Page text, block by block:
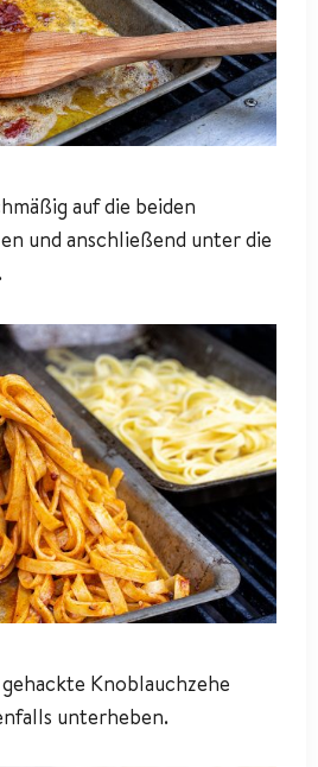
auf die beiden
und anschließend unter die
Knoblauchzehe
unterheben.